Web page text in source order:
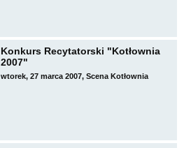
Konkurs Recytatorski "Kotłownia
2007"
wtorek, 27 marca 2007, Scena Kotłownia